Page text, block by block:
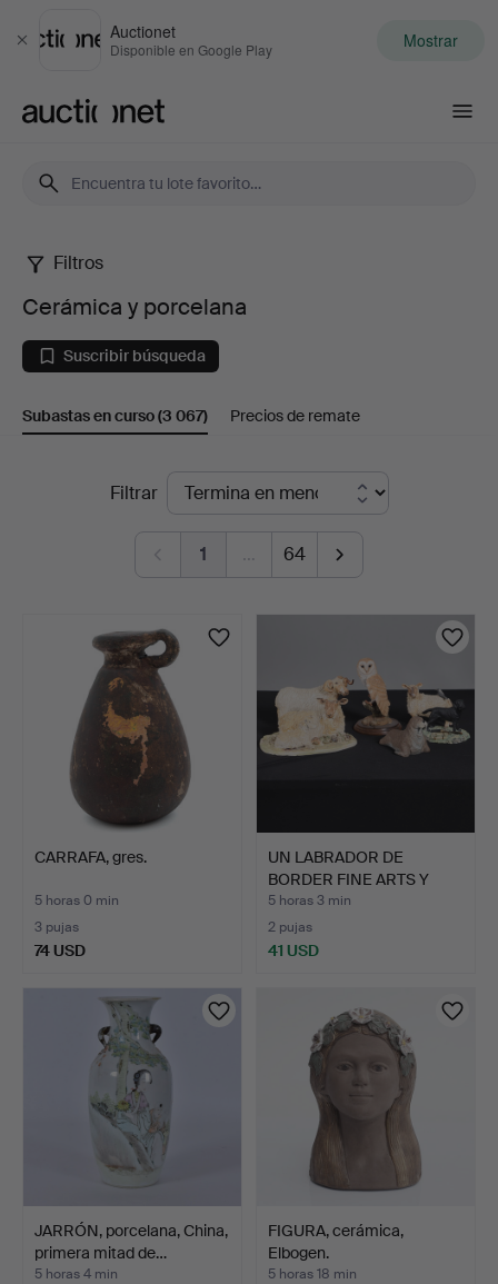
Cerrar
Auctionet
Disponible en Google Play Mostrar
Cerámica
porcelana
Filtros
Cerámica y porcelana
Suscribir búsqueda
Subastas en curso(3 067) Precios de remate
SubastasFiltrar
1 … 64
CARRAFA, gres.
5 horas 0 min
3 pujas
74 USD
UN LABRADOR DE
BORDER FINE ARTS Y
VARIOS O…
5 horas 3 min
2 pujas
41 USD
JARRÓN, porcelana, China,
primera mitad de…
5 horas 4 min
FIGURA, cerámica,
Elbogen.
5 horas 18 min